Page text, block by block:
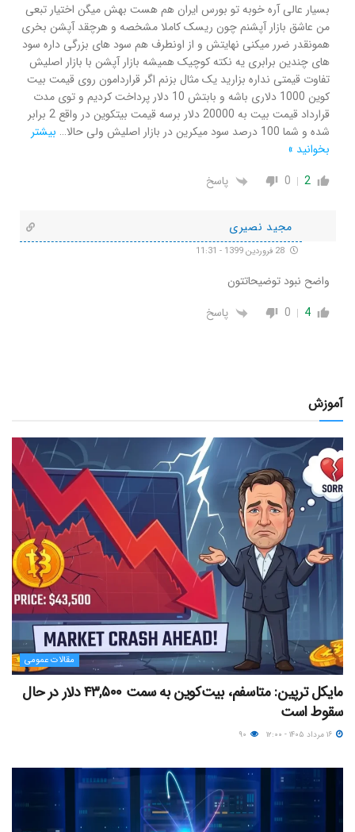
بسیار عالی آره خوبه تو بورس ایران هم هست بهش میگن اختیار تبعی
من عاشق بازار آپشنم چون ریسک کاملا مشخصه و هرچقد آپشن بخری
همونقدر ضرر میکنی نهایتش و از اونطرف هم سود های بزرگی داره سود
های چندین برابری یه نکته کوچیک همیشه بازار آپشن با بازار اصلیش
تفاوت قیمتی نداره بزارید یک مثال بزنم اگر قراردامون روی قیمت بیت
کوین 1000 دلاری باشه و بابتش 10 دلار پرداخت کردیم و توی مدت
قرارداد قیمت بیت به 20000 دلار برسه قیمت بیتکوین در واقع 2 برابر
شده و شما 100 درصد سود میکرین در بازار اصلیش ولی حالا
… بیشتر
بخوانید »
2
0 پاسخ
مجید نصیری
واضح نبود توضیحاتتون
4
0 پاسخ
آموزش
مقالات عمومی
مایکل ترپین: متاسفم، بیت‌کوین به سمت ۴۳,۵۰۰ دلار در حال
سقوط است